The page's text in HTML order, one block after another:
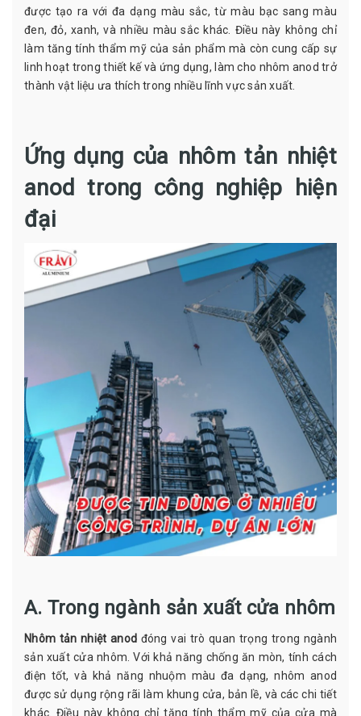
được tạo ra với đa dạng màu sắc, từ màu bạc sang màu
đen, đỏ, xanh, và nhiều màu sắc khác. Điều này không chỉ
làm tăng tính thẩm mỹ của sản phẩm mà còn cung cấp sự
linh hoạt trong thiết kế và ứng dụng, làm cho nhôm anod trở
thành vật liệu ưa thích trong nhiều lĩnh vực sản xuất.
Ứng dụng của nhôm tản nhiệt
anod trong công nghiệp hiện
đại
A. Trong ngành sản xuất cửa nhôm
Nhôm tản nhiệt anod đóng vai trò quan trọng trong ngành
sản xuất cửa nhôm. Với khả năng chống ăn mòn, tính cách
điện tốt, và khả năng nhuộm màu đa dạng, nhôm anod
được sử dụng rộng rãi làm khung cửa, bản lề, và các chi tiết
khác. Điều này không chỉ tăng tính thẩm mỹ của cửa mà